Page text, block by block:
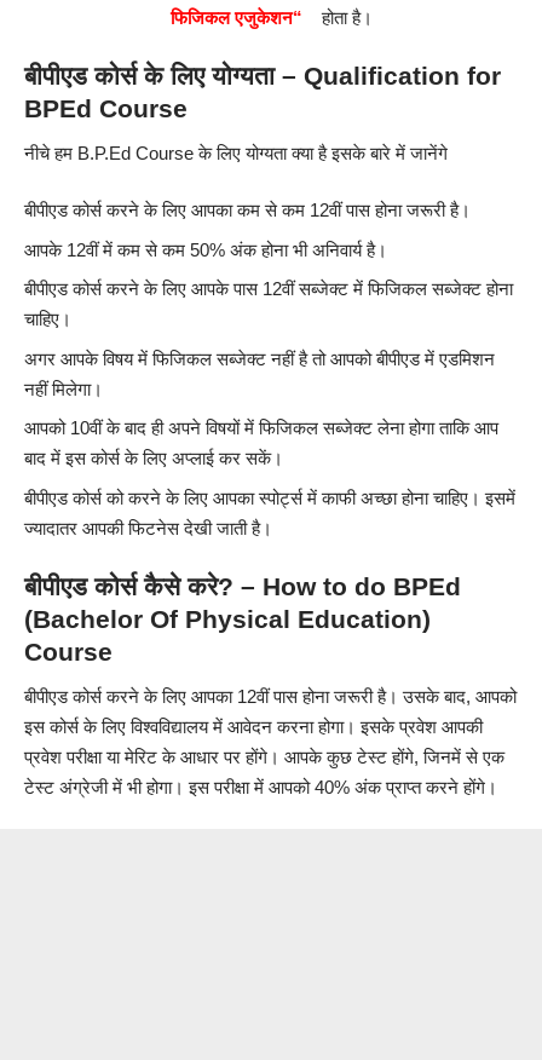
फिजिकल एजुकेशन“ होता है।
बीपीएड कोर्स के लिए योग्यता – Qualification for
BPEd Course
नीचे हम B.P.Ed Course के लिए योग्यता क्या है इसके बारे में जानेंगे
बीपीएड कोर्स करने के लिए आपका कम से कम 12वीं पास होना जरूरी है।
आपके 12वीं में कम से कम 50% अंक होना भी अनिवार्य है।
बीपीएड कोर्स करने के लिए आपके पास 12वीं सब्जेक्ट में फिजिकल सब्जेक्ट होना
चाहिए।
अगर आपके विषय में फिजिकल सब्जेक्ट नहीं है तो आपको बीपीएड में एडमिशन
नहीं मिलेगा।
आपको 10वीं के बाद ही अपने विषयों में फिजिकल सब्जेक्ट लेना होगा ताकि आप
बाद में इस कोर्स के लिए अप्लाई कर सकें।
बीपीएड कोर्स को करने के लिए आपका स्पोर्ट्स में काफी अच्छा होना चाहिए। इसमें
ज्यादातर आपकी फिटनेस देखी जाती है।
बीपीएड कोर्सकैसे करे? – How to do BPEd
(Bachelor Of Physical Education)
Course
बीपीएड कोर्स करने के लिए आपका 12वीं पास होना जरूरी है। उसके बाद, आपको
इस कोर्स के लिए विश्वविद्यालय में आवेदन करना होगा। इसके प्रवेश आपकी
प्रवेश परीक्षा या मेरिट के आधार पर होंगे। आपके कुछ टेस्ट होंगे, जिनमें से एक
टेस्ट अंग्रेजी में भी होगा। इस परीक्षा में आपको 40% अंक प्राप्त करने होंगे।